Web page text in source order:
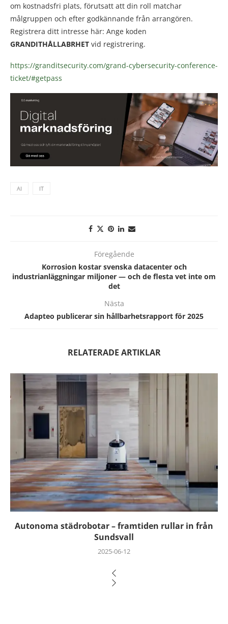
om kostnadsfri plats, förutsatt att din roll matchar
målgruppen och efter godkännande från arrangören.
Registrera ditt intresse här: Ange koden
GRANDITHÅLLABRHET vid registrering.
https://granditsecurity.com/grand-cybersecurity-conference-
ticket/#getpass
AI IT
Föregående
Korrosion kostar svenska datacenter och
industrianläggningar miljoner — och de flesta vet inte om
det
Nästa
Adapteo publicerar sin hållbarhetsrapport för 2025
RELATERADE ARTIKLAR
Autonoma städrobotar – framtiden rullar in från
Sundsvall
2025-06-12